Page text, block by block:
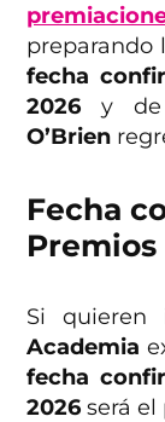
preparando
fecha
2026y de
O’Brien
Fecha
Premios
Si quieren
Academia
fecha
2026será